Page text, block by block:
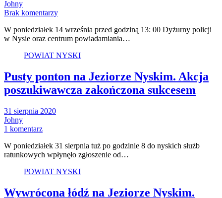
Johny
Brak komentarzy
W poniedziałek 14 września przed godziną 13: 00 Dyżurny policji
w Nysie oraz centrum powiadamiania…
POWIAT NYSKI
Pusty ponton na Jeziorze Nyskim. Akcja
poszukiwawcza zakończona sukcesem
31 sierpnia 2020
Johny
1 komentarz
W poniedziałek 31 sierpnia tuż po godzinie 8 do nyskich służb
ratunkowych wpłynęło zgłoszenie od…
POWIAT NYSKI
Wywrócona łódź na Jeziorze Nyskim.